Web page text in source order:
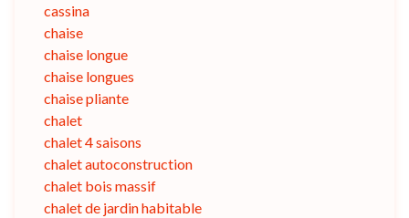
cassina
chaise
chaise longue
chaise longues
chaise pliante
chalet
chalet 4 saisons
chalet autoconstruction
chalet bois massif
chalet de jardin habitable